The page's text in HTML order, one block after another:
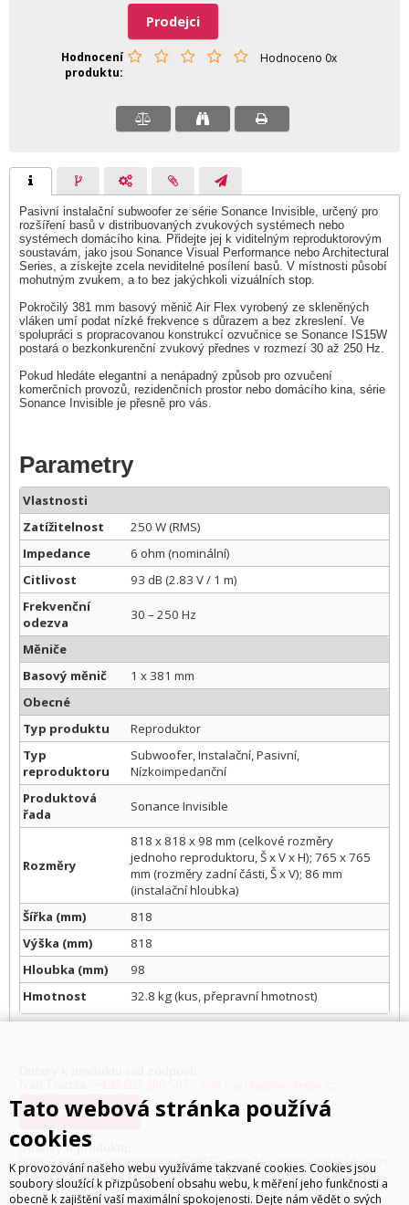
Prodejci
Hodnocení
produktu
Hodnoceno 0x
Pasivní instalační subwoofer ze série Sonance Invisible, určený pro
rozšíření basů v distribuovaných zvukových systémech nebo
systémech domácího kina. Přidejte jej k viditelným reproduktorovým
soustavám, jako jsou Sonance Visual Performance nebo Architectural
Series, a získejte zcela neviditelné posílení basů. V místnosti působí
mohutným zvukem, a to bez jakýchkoli vizuálních stop.
Pokročilý 381 mm basový měnič Air Flex vyrobený ze skleněných
vláken umí podat nízké frekvence s důrazem a bez zkreslení. Ve
spolupráci s propracovanou konstrukcí ozvučnice se Sonance IS15W
postará o bezkonkurenční zvukový přednes v rozmezí 30 až 250 Hz.
Pokud hledáte elegantní a nenápadný způsob pro ozvučení
komerčních provozů, rezidenčních prostor nebo domácího kina, série
Sonance Invisible je přesně pro vás.
Parametry
Vlastnosti
Zatížitelnost
250 W (RMS)
Impedance
6 ohm (nominální)
Citlivost
93 dB (2.83 V / 1 m)
Frekvenční
odezva
30 – 250 Hz
Měniče
Basový měnič
1 x 381 mm
Obecné
Typ produktu
Reproduktor
Typ
reproduktoru
Subwoofer, Instalační, Pasivní,
Nízkoimpedanční
Produktová
řada
Sonance Invisible
Rozměry
818 x 818 x 98 mm (celkové rozměry
jednoho reproduktoru, Š x V x H); 765 x 765
mm (rozměry zadní části, Š x V); 86 mm
(instalační hloubka)
Šířka (mm)
818
Výška (mm)
818
Hloubka (mm)
98
Hmotnost
32.8 kg (kus, přepravní hmotnost)
Kde koupit?
Stránky o produktu:
https://sonance.com/products/93482?_pos=2&_sid=4b29af1e1&_ss=r
Tato webová stránka používá
cookies
K provozování našeho webu využíváme takzvané cookies. Cookies jsou
soubory sloužící k přizpůsobení obsahu webu, k měření jeho funkčnosti a
obecně k zajištění vaší maximální spokojenosti. Dejte nám vědět o svých